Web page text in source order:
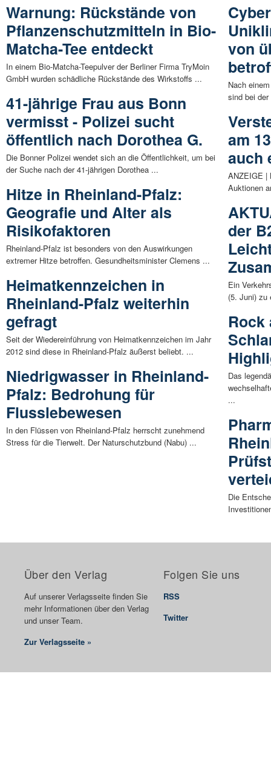
Warnung: Rückstände von
Pflanzenschutzmitteln in Bio-
Matcha-Tee entdeckt
In einem Bio-Matcha-Teepulver der Berliner Firma TryMoin
GmbH wurden schädliche Rückstände des Wirkstoffs ...
41-jährige Frau aus Bonn
vermisst - Polizei sucht
öffentlich nach Dorothea G.
Die Bonner Polizei wendet sich an die Öffentlichkeit, um bei
der Suche nach der 41-jährigen Dorothea ...
Hitze in Rheinland-Pfalz:
Geografie und Alter als
Risikofaktoren
Rheinland-Pfalz ist besonders von den Auswirkungen
extremer Hitze betroffen. Gesundheitsminister Clemens ...
Heimatkennzeichen in
Rheinland-Pfalz weiterhin
gefragt
Seit der Wiedereinführung von Heimatkennzeichen im Jahr
2012 sind diese in Rheinland-Pfalz äußerst beliebt. ...
Niedrigwasser in Rheinland-
Pfalz: Bedrohung für
Flusslebewesen
In den Flüssen von Rheinland-Pfalz herrscht zunehmend
Stress für die Tierwelt. Der Naturschutzbund (Nabu) ...
von
Nach
sind bei
am
auch
ANZEIGE |
Auktionen
der
Ein
(5. Juni) zu
Rock
Das
...
Die
Über den Verlag
Auf unserer Verlagsseite finden Sie
mehr Informationen über den Verlag
und unser Team.
Zur Verlagsseite »
Folgen Sie uns
RSS
Twitter